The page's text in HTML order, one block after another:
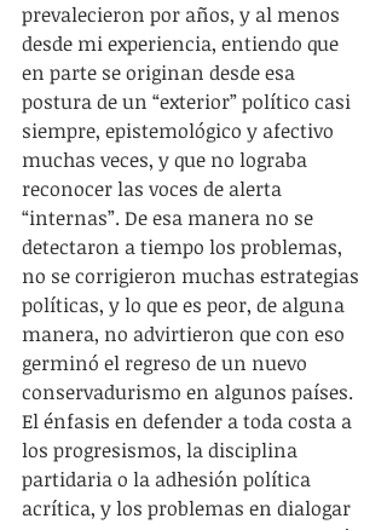
prevalecieron por años, y al menos
desde mi experiencia, entiendo que
en parte se originan desde esa
postura de un “exterior” político casi
siempre, epistemológico y afectivo
muchas veces, y que no lograba
reconocer las voces de alerta
“internas”. De esa manera no se
detectaron a tiempo los problemas,
no se corrigieron muchas estrategias
políticas, y lo que es peor, de alguna
manera, no advirtieron que con eso
germinó el regreso de un nuevo
conservadurismo en algunos países.
El énfasis en defender a toda costa a
los progresismos, la disciplina
partidaria o la adhesión política
acrítica, y los problemas en dialogar